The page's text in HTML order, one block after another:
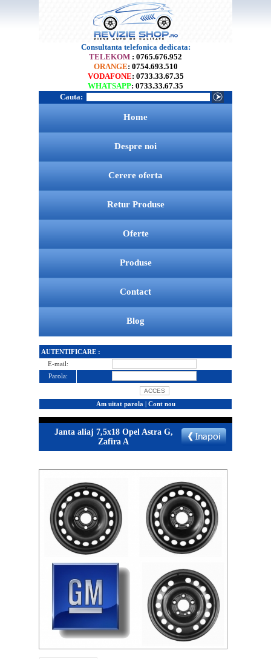
Consultanta telefonica dedicata:
TELEKOM : 0765.676.952
ORANGE: 0754.693.510
VODAFONE: 0733.33.67.35
WHATSAPP: 0733.33.67.35
Cauta:
Home
Despre noi
Cerere oferta
Retur Produse
Oferte
Produse
Contact
Blog
AUTENTIFICARE :
E-mail:
Parola:
Am uitat parola | Cont nou
Janta aliaj 7,5x18 Opel Astra G,
Zafira A